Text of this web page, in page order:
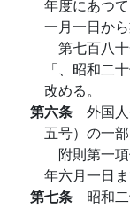
年度にあつ
一月一日か
第七百八
「、昭和二
改める。
第六条 外国
五号）の一
附則第一
年六月一日
第七条 昭和